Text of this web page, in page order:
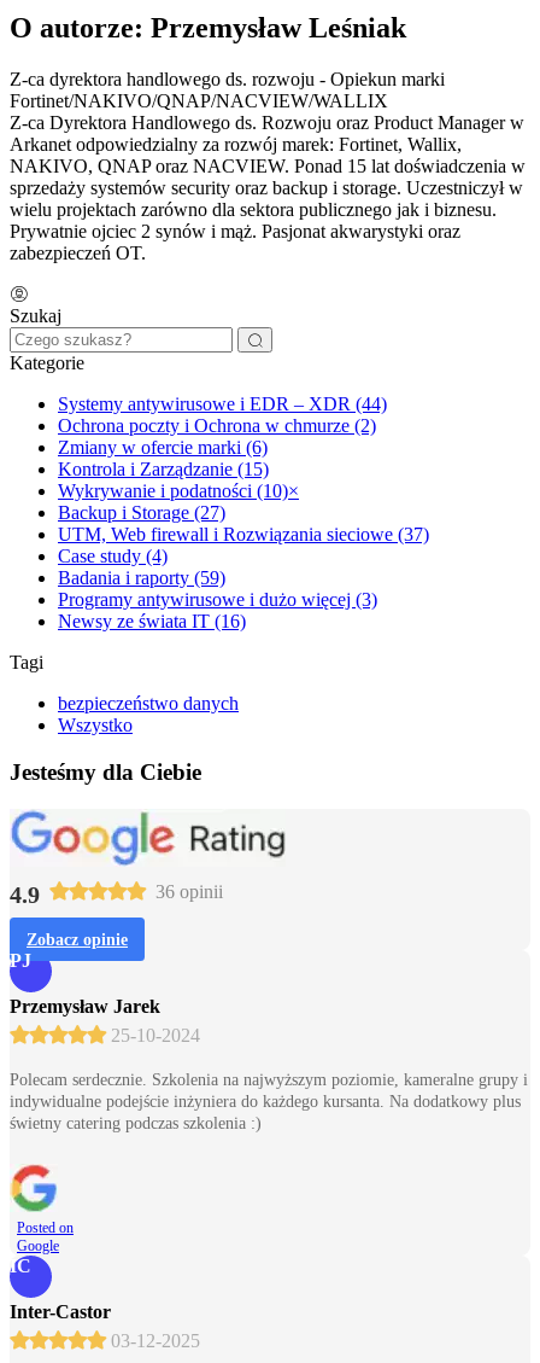
O autorze: Przemysław Leśniak
Z-ca dyrektora handlowego ds. rozwoju - Opiekun marki
Fortinet/NAKIVO/QNAP/NACVIEW/WALLIX
Z-ca Dyrektora Handlowego ds. Rozwoju oraz Product Manager w
Arkanet odpowiedzialny za rozwój marek: Fortinet, Wallix,
NAKIVO, QNAP oraz NACVIEW. Ponad 15 lat doświadczenia w
sprzedaży systemów security oraz backup i storage. Uczestniczył w
wielu projektach zarówno dla sektora publicznego jak i biznesu.
Prywatnie ojciec 2 synów i mąż. Pasjonat akwarystyki oraz
zabezpieczeń OT.
Szukaj
Kategorie
Systemy antywirusowe i EDR – XDR (44)
Ochrona poczty i Ochrona w chmurze (2)
Zmiany w ofercie marki (6)
Kontrola i Zarządzanie (15)
Wykrywanie i podatności (10)×
Backup i Storage (27)
UTM, Web firewall i Rozwiązania sieciowe (37)
Case study (4)
Badania i raporty (59)
Programy antywirusowe i dużo więcej (3)
Newsy ze świata IT (16)
Tagi
bezpieczeństwo danych
Wszystko
Jesteśmy dla Ciebie
4.9 36 opinii
Zobacz opinie
PJ
Przemysław Jarek
25-10-2024
Polecam serdecznie. Szkolenia na najwyższym poziomie, kameralne grupy i
indywidualne podejście inżyniera do każdego kursanta. Na dodatkowy plus
świetny catering podczas szkolenia :)
Posted on
Google
IC
Inter-Castor
03-12-2025